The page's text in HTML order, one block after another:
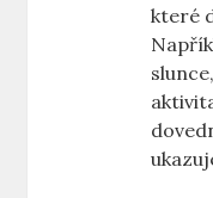
které